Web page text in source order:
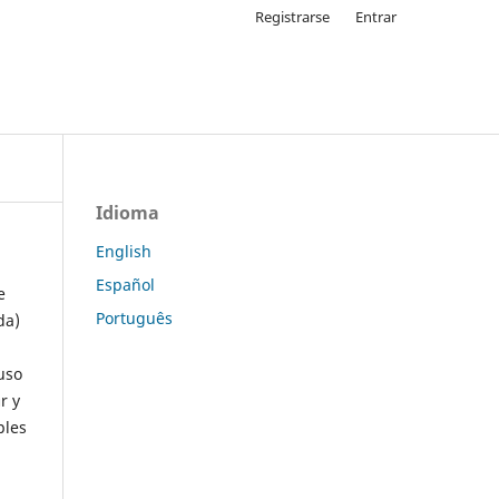
Registrarse Entrar
y
Idioma
English
Español
Português